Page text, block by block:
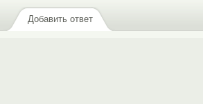
Добавить ответ